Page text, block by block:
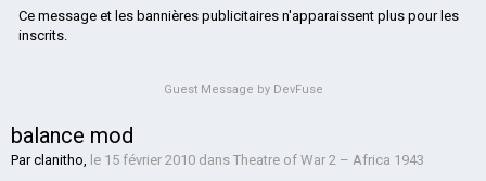
Ce message et les bannières publicitaires n'apparaissent plus pour les
inscrits.
Guest Message by DevFuse
balance mod
Parclanitho, le 15 février 2010 dans Theatre of War 2 – Africa 1943